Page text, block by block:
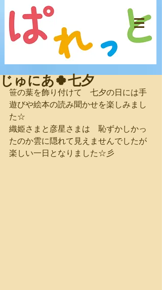
じゅにあ🍀七夕
笹の葉を飾り付けて　七夕の日には手
遊びや絵本の読み聞かせを楽しみまし
た☆
織姫さまと彦星さまは　恥ずかしかっ
たのか雲に隠れて見えませんでしたが
楽しい一日となりました☆彡